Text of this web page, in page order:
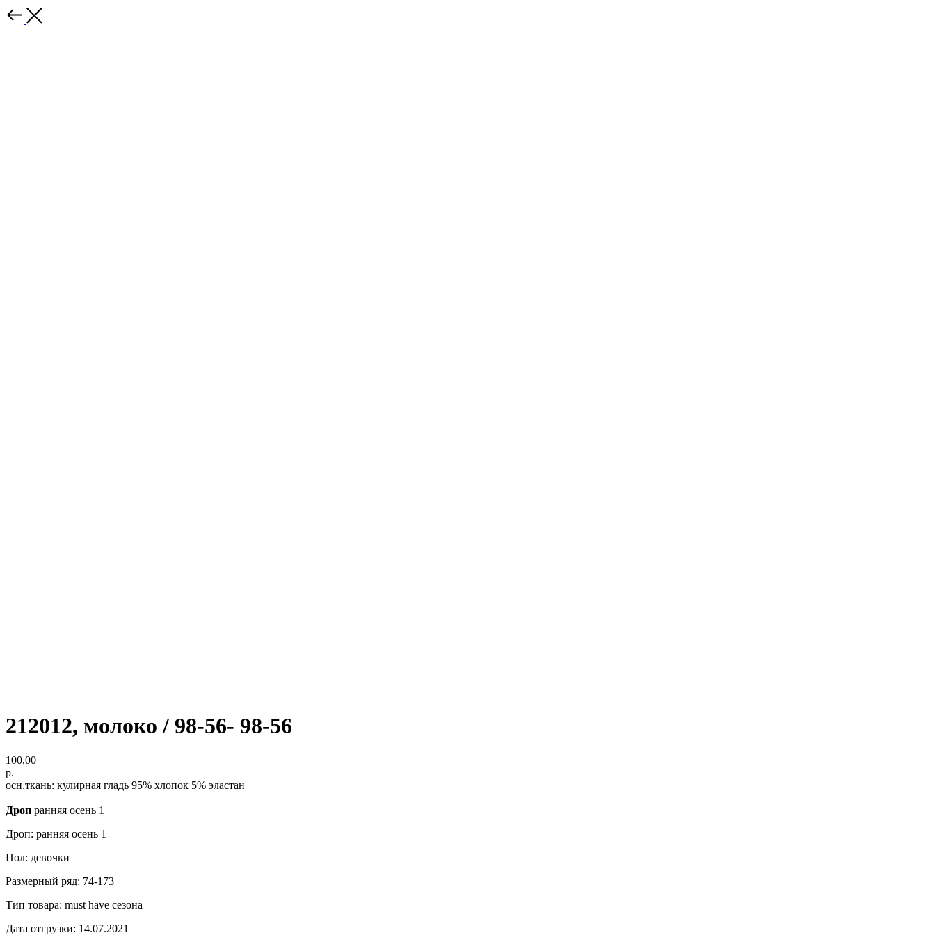
212012, молоко / 98-56- 98-56
100,00
р.
осн.ткань: кулирная гладь 95% хлопок 5% эластан
Дроп ранняя осень 1
Дроп: ранняя осень 1
Пол: девочки
Размерный ряд: 74-173
Тип товара: must have сезона
Дата отгрузки: 14.07.2021